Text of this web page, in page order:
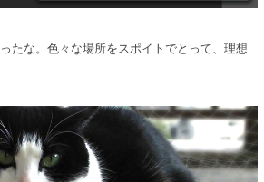
たな。色々な場所をスポイトでとって、理想